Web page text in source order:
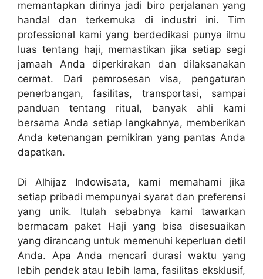
memantapkan dirinya jadi biro perjalanan yang
handal dan terkemuka di industri ini. Tim
professional kami yang berdedikasi punya ilmu
luas tentang haji, memastikan jika setiap segi
jamaah Anda diperkirakan dan dilaksanakan
cermat. Dari pemrosesan visa, pengaturan
penerbangan, fasilitas, transportasi, sampai
panduan tentang ritual, banyak ahli kami
bersama Anda setiap langkahnya, memberikan
Anda ketenangan pemikiran yang pantas Anda
dapatkan.
Di Alhijaz Indowisata, kami memahami jika
setiap pribadi mempunyai syarat dan preferensi
yang unik. Itulah sebabnya kami tawarkan
bermacam paket Haji yang bisa disesuaikan
yang dirancang untuk memenuhi keperluan detil
Anda. Apa Anda mencari durasi waktu yang
lebih pendek atau lebih lama, fasilitas eksklusif,